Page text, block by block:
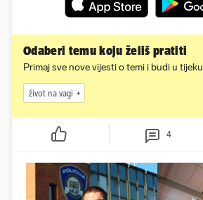
Odaberi temu koju želiš pratiti
Primaj sve nove vijesti o temi i budi u tijeku
život na vagi
4